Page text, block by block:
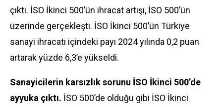
çıktı. İSO İkinci 500’ün ihracat artışı, İSO 500’ün
üzerinde gerçekleşti. İSO İkinci 500’ün Türkiye
sanayi ihracatı içindeki payı 2024 yılında 0,2 puan
artarak yüzde 6,3’e yükseldi.
Sanayicilerin karsızlık sorunu İSO İkinci 500’de
ayyuka çıktı. İSO 500’de olduğu gibi İSO İkinci